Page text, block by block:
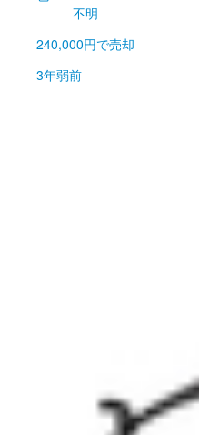
不明
240,000円で売却
3年弱前